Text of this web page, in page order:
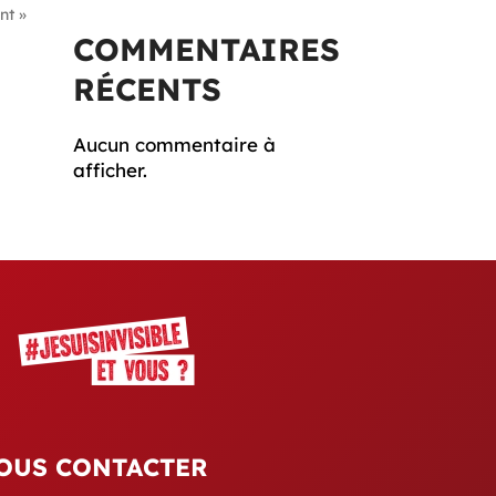
»
COMMENTAIRES
RÉCENTS
Aucun commentaire à
afficher.
CONTACTER